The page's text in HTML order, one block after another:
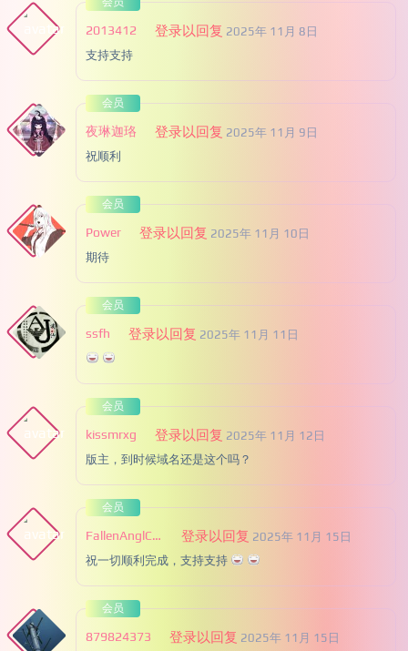
登录以回复
2013412
2025年 11月 8日
支持支持
会员
登录以回复
夜琳迦珞
2025年 11月 9日
祝顺利
会员
登录以回复
Power
2025年 11月 10日
期待
会员
登录以回复
ssfh 2025年 11月 11日
会员
登录以回复
kissmrxg
2025年 11月 12日
版主，到时候域名还是这个吗？
会员
登录以回复
FallenAnglChen
2025年 11月 15日
祝一切顺利完成，支持支持
会员
登录以回复
879824373
2025年 11月 15日